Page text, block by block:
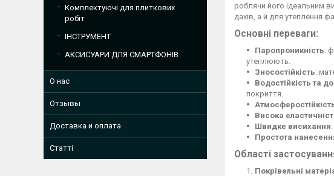
роблячи його ідеальним
дахів, а й для утеплення
Основні переваги:
Паропроникність:
утеплюють.
Зносостійкість:
Водостійкість та
покриття.
Висока
Швидке висихання
Простота
Області
Покрівельні
Комплектуючі для плиткових
робіт
ІНСТРУМЕНТ
АКСИСУАРИ ДЛЯ СМАРТФОНІВ
О нас
Отзывы
Доставка и оплата
Статті